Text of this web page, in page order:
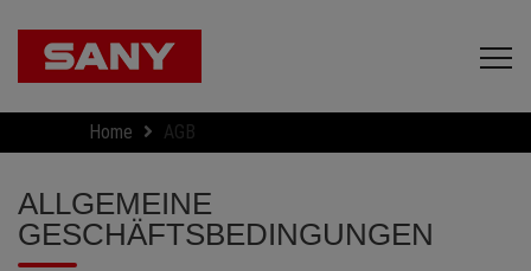
Home AGB
ALLGEMEINE
GESCHÄFTSBEDINGUNGEN